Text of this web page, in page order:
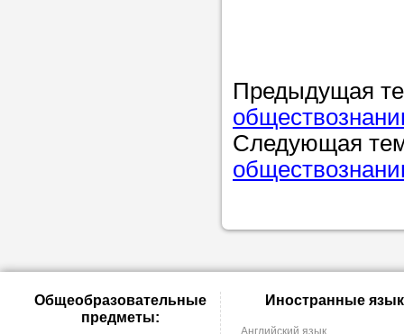
Предыдущая
Следующая
Общеобразовательные
предметы:
Иностранные
Английский язык